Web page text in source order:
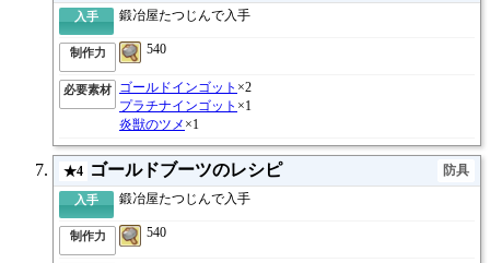
入手 鍛冶屋たつじんで入手
制作力 540
必要素材 ゴールドインゴット ×2
プラチナインゴット ×1
炎獣のツメ ×1
★4 ゴールドブーツのレシピ 防具
入手 鍛冶屋たつじんで入手
制作力 540